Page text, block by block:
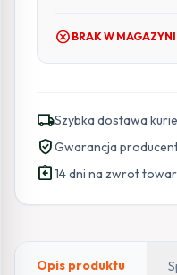
cancel BRAK W
local_shippingSzybka dostawa
verified_userGwarancja
assignment_return14 dni na zwrot
Opis produktu